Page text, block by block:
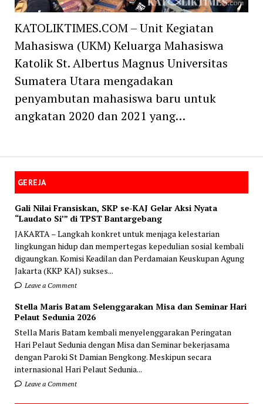
GEREJA
Gali Nilai Fransiskan, SKP se-KAJ Gelar Aksi Nyata
“Laudato Si’” di TPST Bantargebang
JAKARTA – Langkah konkret untuk menjaga kelestarian
lingkungan hidup dan mempertegas kepedulian sosial kembali
digaungkan. Komisi Keadilan dan Perdamaian Keuskupan Agung
Jakarta (KKP KAJ) sukses...
Leave a Comment
Stella Maris Batam Selenggarakan Misa dan Seminar Hari
Pelaut Sedunia 2026
Stella Maris Batam kembali menyelenggarakan Peringatan
Hari Pelaut Sedunia dengan Misa dan Seminar bekerjasama
dengan Paroki St Damian Bengkong. Meskipun secara
internasional Hari Pelaut Sedunia...
Leave a Comment
KATOLIKTIMES.COM – Unit Kegiatan
Mahasiswa (UKM) Keluarga Mahasiswa
Katolik St. Albertus Magnus Universitas
Sumatera Utara mengadakan
penyambutan mahasiswa baru untuk
angkatan 2020 dan 2021 yang…